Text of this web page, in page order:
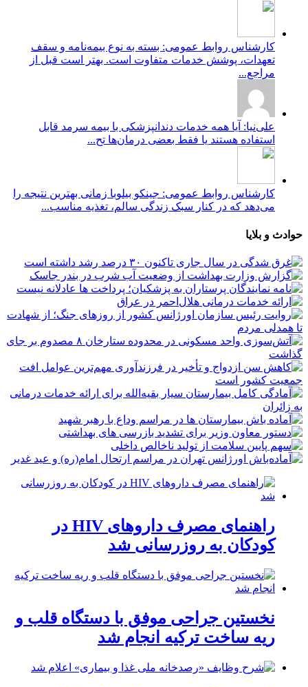
کارشناس روابط عمومی: بسته به نوع بیمه‌نامه و سقف
تعهدات، پوشش خدمات متفاوت است. بهتر است قبل از
مراجع...
علی‌نیا: آیا همه خدمات دندانپزشکی با بیمه سرمد قابل
استفاده هستند یا فقط بعضی درمان‌ها تح...
کارشناس روابط عمومی: جینکو بیلوبا زمانی بهترین نتیجه را
می‌دهد که در کنار سبک زندگی سالم، تغذیه مناسب...
حوادث و بلایا
راهنمای مصرف داروهای HIV در
کودکان به روزرسانی شد
نخستین جراحی موفق با دستگاه قلب و
ریه ساخت ترکیه انجام شد